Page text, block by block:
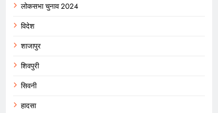
लोकसभा चुनाव 2024
विदेश
शाजापुर
शिवपुरी
सिवनी
हादसा